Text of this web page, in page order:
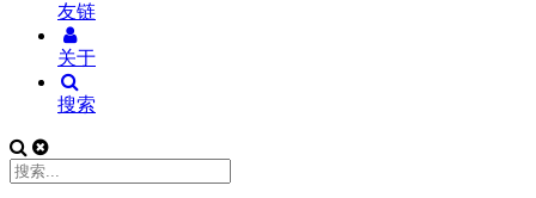
友链
关于
搜索